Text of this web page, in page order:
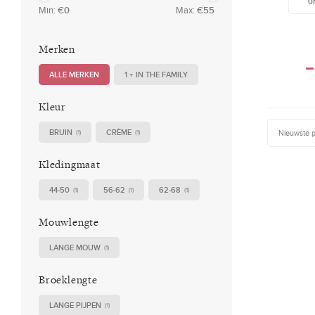
Min: €0 Max: €55
Merken
ALLE MERKEN 1 + IN THE FAMILY
Kleur
BRUIN (1) CRÈME (1)
Kledingmaat
44-50 (1) 56-62 (1) 62-68 (1)
Mouwlengte
LANGE MOUW (1)
Broeklengte
LANGE PIJPEN (1)
Nieuwste